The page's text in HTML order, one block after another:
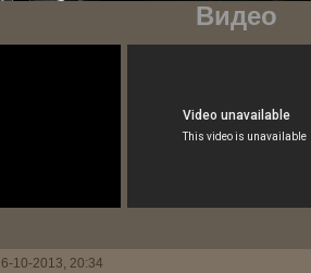
Видео
6-10-2013, 20:34